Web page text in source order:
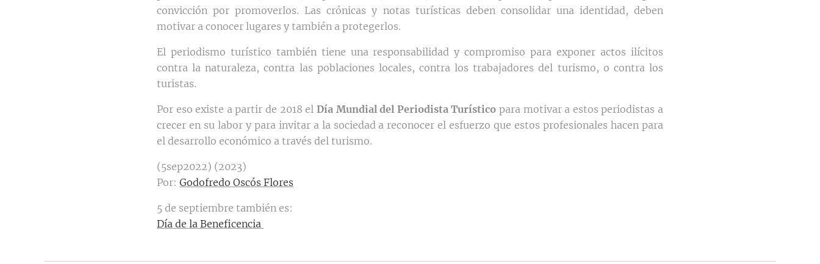
convicción por promoverlos. Las crónicas y notas turísticas deben consolidar una identidad, deben
motivar a conocer lugares y también a protegerlos.
El periodismo turístico también tiene una responsabilidad y compromiso para exponer actos ilícitos
contra la naturaleza, contra las poblaciones locales, contra los trabajadores del turismo, o contra los
turistas.
Por eso existe a partir de 2018 el Día Mundial del Periodista Turístico para motivar a estos periodistas a
crecer en su labor y para invitar a la sociedad a reconocer el esfuerzo que estos profesionales hacen para
el desarrollo económico a través del turismo.
(5sep2022) (2023)
Por: Godofredo Oscós Flores
5 de septiembre también es:
Día de la Beneficencia